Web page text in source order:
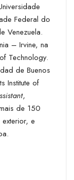
Federal do
Venezuela.
– Irvine, na
Technology.
de Buenos
Institute of
,
de 150
e